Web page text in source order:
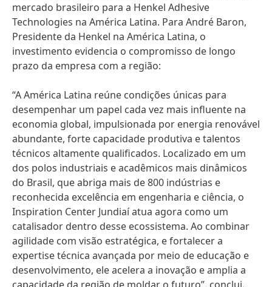
mercado brasileiro para a Henkel Adhesive
Technologies na América Latina. Para André Baron,
Presidente da Henkel na América Latina, o
investimento evidencia o compromisso de longo
prazo da empresa com a região:
“A América Latina reúne condições únicas para
desempenhar um papel cada vez mais influente na
economia global, impulsionada por energia renovável
abundante, forte capacidade produtiva e talentos
técnicos altamente qualificados. Localizado em um
dos polos industriais e acadêmicos mais dinâmicos
do Brasil, que abriga mais de 800 indústrias e
reconhecida excelência em engenharia e ciência, o
Inspiration Center Jundiaí atua agora como um
catalisador dentro desse ecossistema. Ao combinar
agilidade com visão estratégica, e fortalecer a
expertise técnica avançada por meio de educação e
desenvolvimento, ele acelera a inovação e amplia a